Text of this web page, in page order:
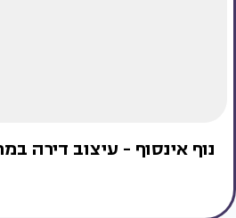
נוף אינסוף - עיצוב דירה